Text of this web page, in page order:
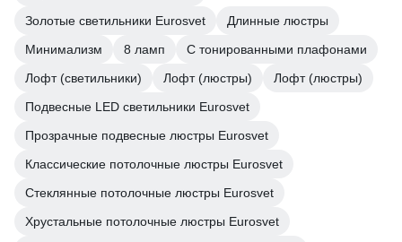
Золотые светильники Eurosvet
Длинные люстры
Минимализм
8 ламп
С тонированными плафонами
Лофт (светильники)
Лофт (люстры)
Лофт (люстры)
Подвесные LED светильники Eurosvet
Прозрачные подвесные люстры Eurosvet
Классические потолочные люстры Eurosvet
Стеклянные потолочные люстры Eurosvet
Хрустальные потолочные люстры Eurosvet